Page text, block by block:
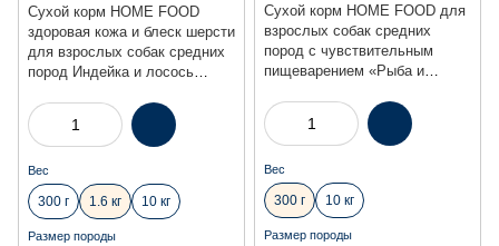
Сухой корм HOME FOOD
здоровая кожа и блеск шерсти
для взрослых собак средних
пород Индейка и лосось
1.6 кг
Вес
300 г 1.6 кг 10 кг
Размер породы
Сухой корм HOME FOOD для
взрослых собак средних
пород с чувствительным
пищеварением «Рыба и
Formula, 300 г
Вес
300 г 10 кг
Размер породы